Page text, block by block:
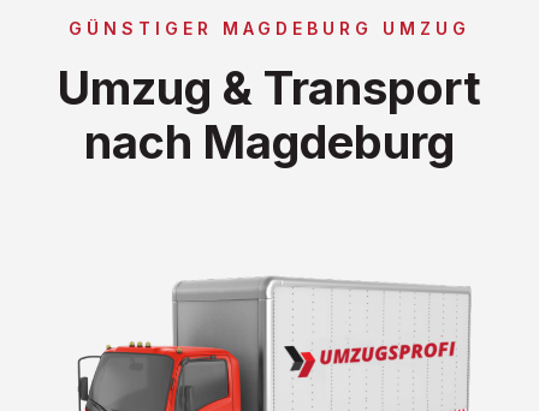
GÜNSTIGER MAGDEBURG UMZUG
Umzug & Transport
nach Magdeburg